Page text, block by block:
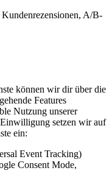
A/B-
können wir dir über die
Features
Nutzung unserer
setzen wir auf
ein:
Event Tracking)
Consent Mode,